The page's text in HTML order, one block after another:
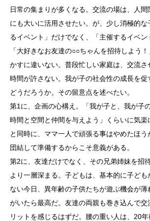
日常の集まりが多くなる。交流の場は、人
にも大いに活用させたい。が、少し消極的
るイベント」だけでなく、「主催するイベン
「大好きなお友達の○○ちゃんを招待しよう
かすに違いない。普段忙しい家庭は、交流
時間が許さない。我が子の社会性の成長を促
どうだろうか。その留意点を述べたい。
第1に、企画の心構え。「我が子と、我が子
時間と空間と仲間を与えよう」くらいに気
と同時に、ママ一人で頑張る事はやめたほ
団結して準備するからこそ意義がある。
第2に、友達だけでなく、その兄弟姉妹を招
より一層深まる。子どもは、基本的に子ど
ない今日、異年齢の子供たちが遊ぶ機会が薄
がいたら最高だ。友達の両親も巻き込んで交
リットを感じるはずだ。腰の重い人は、20